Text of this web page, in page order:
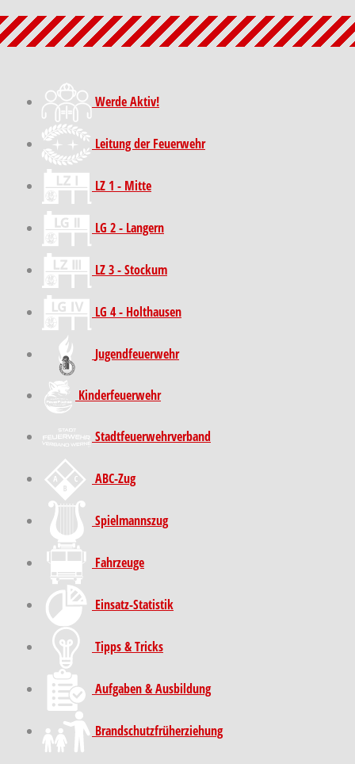
Werde Aktiv!
Leitung der Feuerwehr
LZ 1 - Mitte
LG 2 - Langern
LZ 3 - Stockum
LG 4 - Holthausen
Jugendfeuerwehr
Kinder­feuer­wehr
Stadt­feuer­wehr­verband
ABC-Zug
Spielmannszug
Fahrzeuge
Einsatz-Statistik
Tipps & Tricks
Aufgaben & Ausbildung
Brand­schutz­früh­erziehung